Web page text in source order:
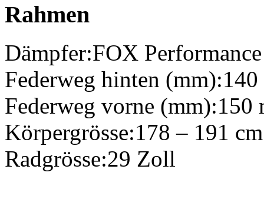
Rahmen
Dämpfer:FOX
Federweg hinten (mm):
Federweg vorne (mm):150
Körpergrösse:178 – 191 cm
Radgrösse:29 Zoll